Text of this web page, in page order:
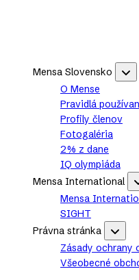
FooterMensa Slovensko
O Mense
Pravidlá
Profily členov
Fotogaléria
2% z dane
IQ olympiáda
Mensa International
Mensa
SIGHT
Právna stránka
Právna
sub-
Zásady ochrany
Všeobecné